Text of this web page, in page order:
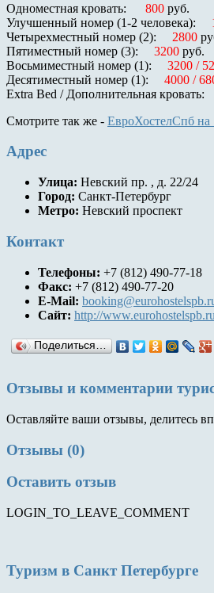
Одноместная кровать: 800 руб.
Улучшенный номер (1-2 человека):
Четырехместный номер (2): 2800
Пятиместный номер (3): 3200 руб.
Восьмиместный номер (1): 3200 /
Десятиместный номер (1): 4000 /
Extra Bed / Дополнительная кровать:
Смотрите так же - ЕвроХостелСпб на
Адрес
Улица: Невский пр. , д. 22/24
Город: Санкт-Петербург
Метро: Невский проспект
Контакт
Телефоны: +7 (812) 490-77-18
Факс: +7 (812) 490-77-20
E-Mail:
Сайт: http://www.eurohostelspb.ru
Поделиться…
Отзывы и комментарии
Оставляйте ваши отзывы, делитесь
Отзывы (0)
Оставить отзыв
LOGIN_TO_LEAVE_COMMENT
Туризм в Санкт Петербурге